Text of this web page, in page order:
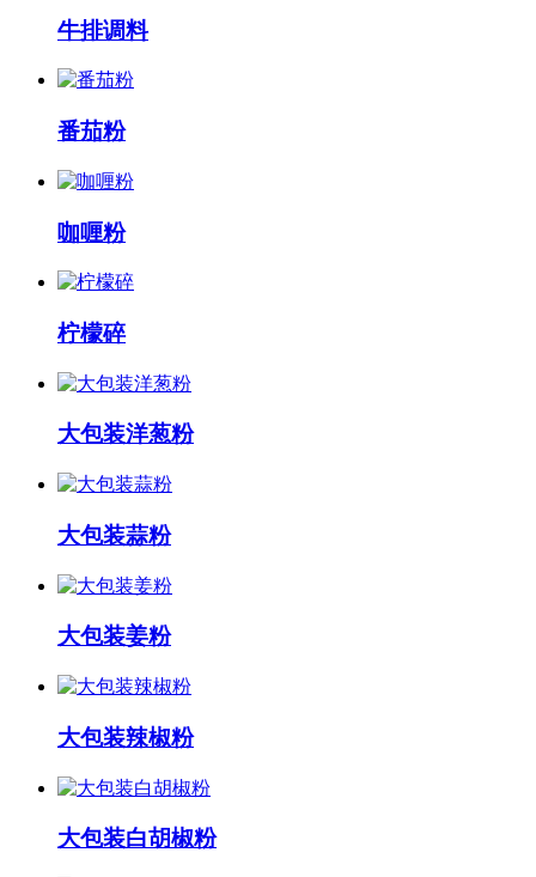
牛排调料
番茄粉
咖喱粉
柠檬碎
大包装洋葱粉
大包装蒜粉
大包装姜粉
大包装辣椒粉
大包装白胡椒粉